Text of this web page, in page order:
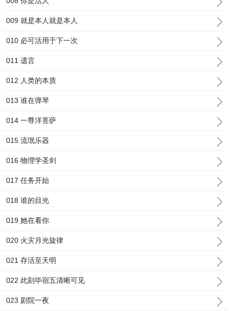
009 就是本人就是本人
010 必可活用于下一次
011 遗言
012 人类的本质
013 谁在弹琴
014 一尊洋菩萨
015 流氓乐器
016 物理学圣剑
017 任务开始
018 谁的目光
019 她在看你
020 火灾月光旋律
021 存活至天明
022 此刻毕宿五清晰可见
023 剧院一夜